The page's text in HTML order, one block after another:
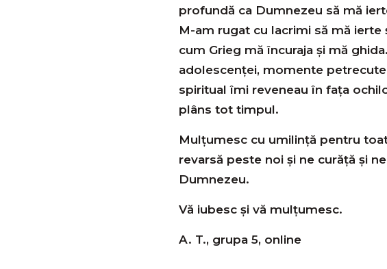
profundă ca Dumnezeu să mă
M-am rugat cu lacrimi să mă
cum Grieg mă încuraja şi mă
adolescenței, momente
spiritual îmi reveneau în faţa
plâns tot timpul.
Mulţumesc cu umilinţă pentru
revarsă peste noi şi ne curăţă şi
Dumnezeu.
Vă iubesc şi vă mulţumesc.
A. T., grupa 5, online